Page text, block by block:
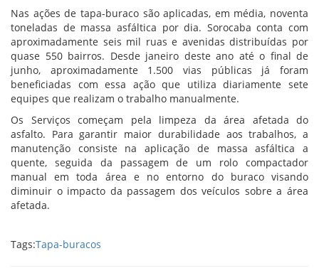
Nas ações de tapa-buraco são aplicadas, em média, noventa
toneladas de massa asfáltica por dia. Sorocaba conta com
aproximadamente seis mil ruas e avenidas distribuídas por
quase 550 bairros. Desde janeiro deste ano até o final de
junho, aproximadamente 1.500 vias públicas já foram
beneficiadas com essa ação que utiliza diariamente sete
equipes que realizam o trabalho manualmente.
Os Serviços começam pela limpeza da área afetada do
asfalto. Para garantir maior durabilidade aos trabalhos, a
manutenção consiste na aplicação de massa asfáltica a
quente, seguida da passagem de um rolo compactador
manual em toda área e no entorno do buraco visando
diminuir o impacto da passagem dos veículos sobre a área
afetada.
Tags:Tapa-buracos